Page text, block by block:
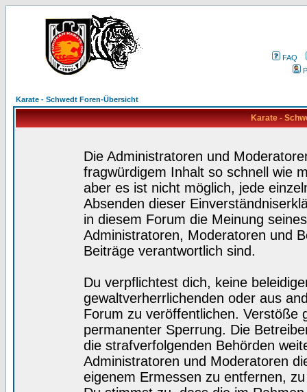
FAQ
Karate - Schwedt Foren-Übersicht
Karate -
Die Administratoren und
fragwürdigem Inhalt so schnell wie
aber es ist nicht möglich, jede
Absenden dieser
in diesem Forum die Meinung
Administratoren, Moderatoren und
Beiträge verantwortlich sind.
Du verpflichtest dich, keine
gewaltverherrlichenden oder aus
Forum zu veröffentlichen. Verstöße
permanenter Sperrung. Die
die strafverfolgenden Behörden
Administratoren und Moderatoren
eigenem Ermessen zu entfernen,